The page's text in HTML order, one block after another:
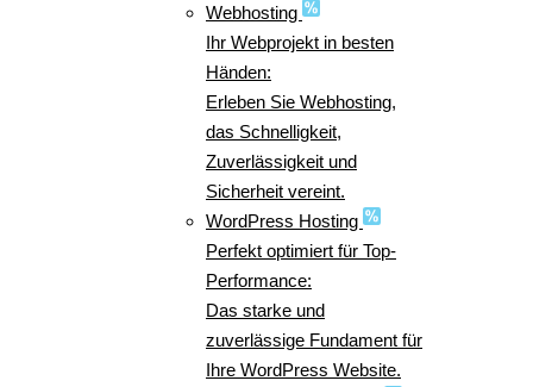
Webhosting
Ihr Webprojekt in besten
Händen:
Erleben Sie Webhosting,
das Schnelligkeit,
Zuverlässigkeit und
Sicherheit vereint.
WordPress Hosting
Perfekt optimiert für Top-
Performance:
Das starke und
zuverlässige Fundament für
Ihre WordPress Website.